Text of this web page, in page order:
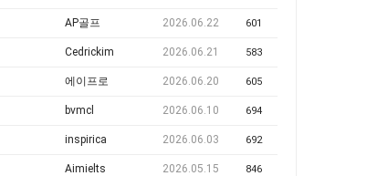
AP골프 2026.06.22 601
Cedrickim 2026.06.21 583
에이프로 2026.06.20 605
bvmcl 2026.06.10 694
inspirica 2026.06.03 692
Aimielts 2026.05.15 846